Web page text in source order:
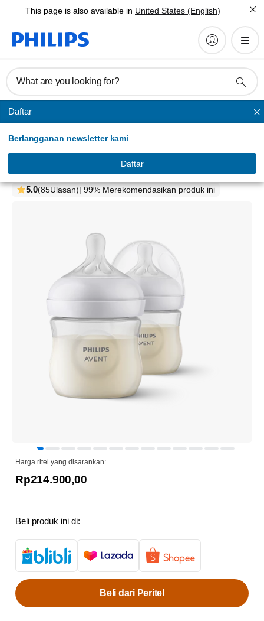
This page is also available in United States (English)
What are you looking for?
Daftar
Berlangganan newsletter kami
Daftar
Philips Avent Natural Response
5.0(85Ulasan)| 99% Merekomendasikan produk ini
Harga ritel yang disarankan:
Rp214.900,00
Beli produk ini di:
Beli dari Peritel